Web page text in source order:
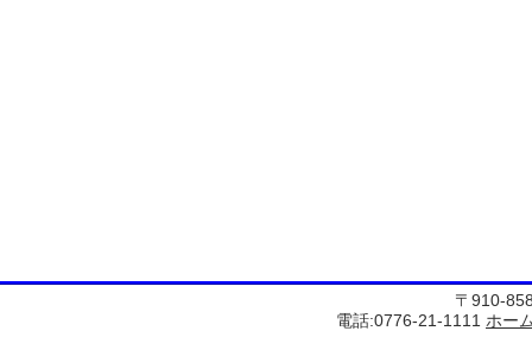
〒910-
電話:0776-21-1111 ホー